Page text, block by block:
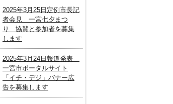
2025年3月25日定例市長記
者会見 一宮七夕まつ
り 協賛と参加者を募集
します
2025年3月24日報道発表
一宮市ポータルサイト
「イチ・デジ」バナー広
告を募集します